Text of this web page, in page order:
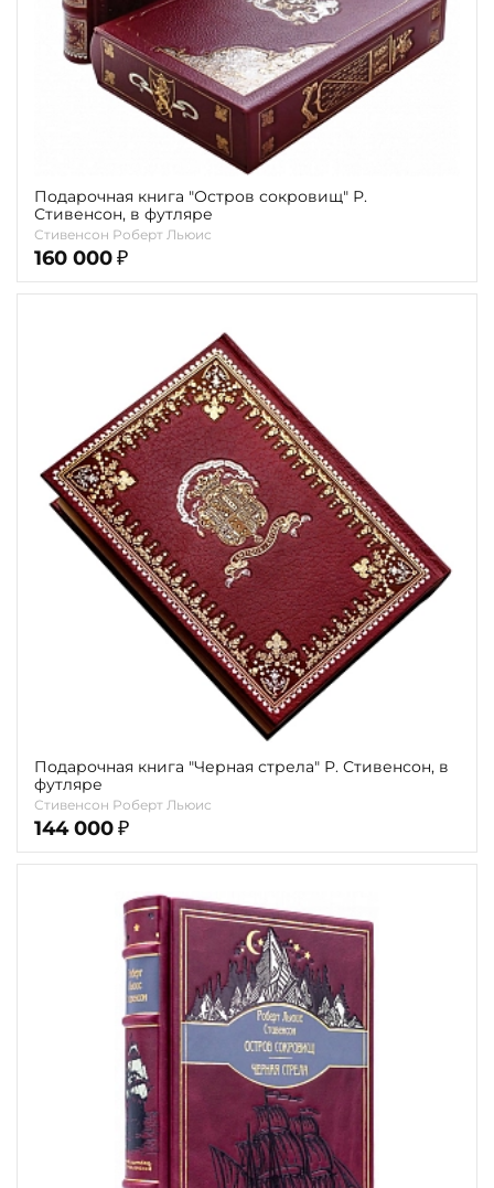
Подарочная книга "Остров сокровищ" Р.
Стивенсон, в футляре
Стивенсон Роберт Льюис
160 000 ₽
Подарочная книга "Черная стрела" Р. Стивенсон, в
футляре
Стивенсон Роберт Льюис
144 000 ₽